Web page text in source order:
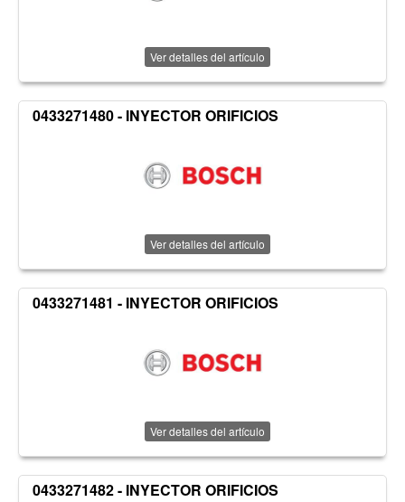
Ver detalles del artículo
0433271480 - INYECTOR ORIFICIOS
Ver detalles del artículo
0433271481 - INYECTOR ORIFICIOS
Ver detalles del artículo
0433271482 - INYECTOR ORIFICIOS